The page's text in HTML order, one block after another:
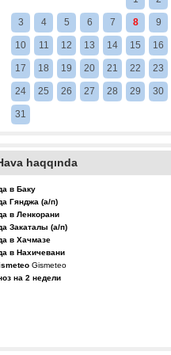
3 4 5 6 7 8 9
10 11 12 13 14 15 16
17 18 19 20 21 22 23
24 25 26 27 28 29 30
31
haqqında
в Баку
Гянджа (а/п)
в Ленкорани
Закаталы (а/п)
в Хачмазе
в Нахичевани
Gismeteo
на 2 недели